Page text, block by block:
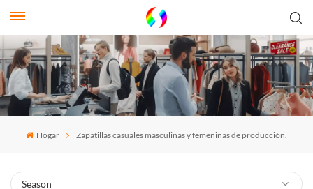
Hogar Zapatillas casuales masculinas y femeninas de producción.